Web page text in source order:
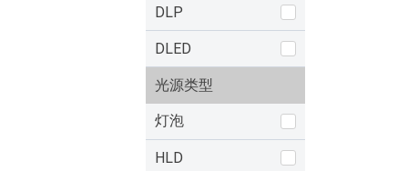
DLP
DLED
光源类型
灯泡
HLD